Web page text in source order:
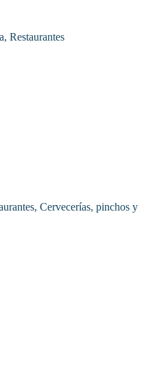
Restaurantes
Cervecerías, pinchos y